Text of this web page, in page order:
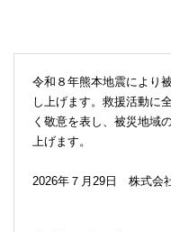
令和８年熊本地震により
し上げます。救援活動に
く敬意を表し、被災地域
上げます。
2026年７月29日 株式会